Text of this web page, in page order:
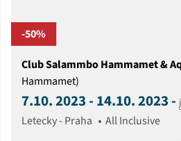
-50%
Club Salammbo Hammamet &
Hammamet)
7.10. 2023 - 14.10. 2023 -
Letecky - Praha All Inclusive